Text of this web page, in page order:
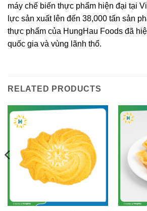
máy chế biến thực phẩm hiện đại tại
lực sản xuất lên đến 38,000 tấn sản
thực phẩm của HungHau Foods đã
quốc gia và vùng lãnh thổ.
RELATED PRODUCTS